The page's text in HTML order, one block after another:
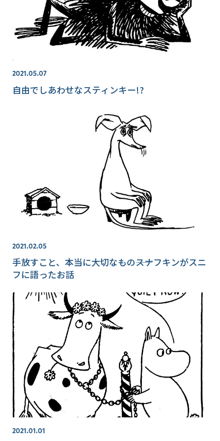
2021.05.07
自由でしあわせなスティンキー!?
2021.02.05
手放すこと、本当に大切なもの――スナフキンがスニ
フに語ったお話
2021.01.01